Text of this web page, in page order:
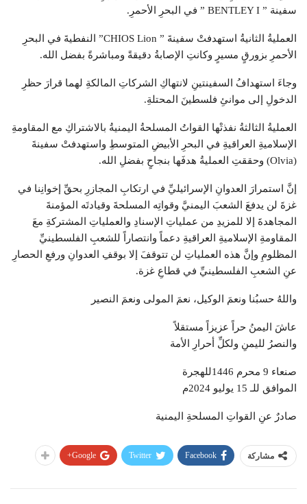
سفينة ” BENTLEY I ” في البحرِ الأحمرِ.
العمليةُ الثانيةُ استهدفتْ سفينةَ ” CHIOS Lion” النفطيةَ في البحرِ
الأحمرِ بزورقٍ مسيرٍ وكانتِ الإصابةُ دقيقةً ومباشرةً بفضل الله.
وجاءَ استهدافُ السفينتينِ لانتهاكِ الشركاتِ المالكةِ لهما قرارَ حظرِ
الدخولِ إلى موانئِ فلسطينَ المحتلةِ.
العمليةُ الثالثةُ نفذتْها القواتُ المسلحةُ اليمنيةُ بالاشتراكِ مع المقاومةِ
الإسلاميةِ العراقيةِ في البحرِ الأبيضِ المتوسطِ واستهدفتْ سفينةَ
(Olvia) وحققتِ العمليةُ هدفَها بنجاحٍ بفضلِ الله.
إنَّ استمرارَ العدوانِ الإسرائيليِّ في ارتكابِ المجازرِ بحقِّ إخوانِنا في
غزةَ لن يدفعَ الشعبَ اليمنيَّ وقواتِه المسلحةَ وقيادتَه المؤمنةَ
المجاهدةَ إلا للمزيدِ من عملياتِ الإسنادِ والعملياتِ المشتركةِ معَ
المقاومةِ الإسلاميةِ العراقيةِ دعماً وانتصاراً للشعبِ الفلسطينيِّ
المظلومِ وإنَّ هذه العملياتِ لن تتوقفَ إلا بوقفِ العدوانِ ورفعِ الحصارِ
عنِ الشعبِ الفلسطينيِّ في قطاعِ غزة.
واللهُ حسبُنا ونعمَ الوكيل، نعمَ المولى ونعمَ النصير
عاشَ اليمنُ حراً عزيزاً مستقلاً
والنصرُ لليمنِ ولكلِّ أحرارِ الأمة
صنعاء 9 محرم 1446للهجرة
الموافق للـ 15 يوليو 2024م
صادرٌ عنِ القواتِ المسلحةِ اليمنية
مشاركة Facebook
Twitter
Google+